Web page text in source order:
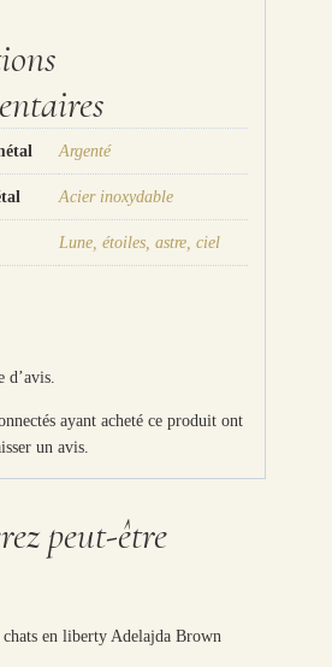
Argenté
Acier inoxydable
Lune, étoiles, astre, ciel
d’avis.
ayant acheté ce produit ont
un avis.
peut-être